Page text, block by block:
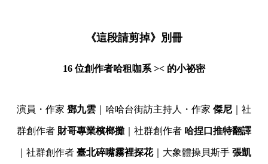
《這段請剪掉》別冊
16 位創作者哈租咖系 >< 的小祕密
演員・作家 鄧九雲 ｜哈哈台街訪主持人・作家 傑尼 ｜社
群創作者 財哥專業檳榔攤 ｜社群創作者 哈捏口推特翻譯
｜社群創作者 臺北碎嘴霧裡探花｜大象體操貝斯手 張凱